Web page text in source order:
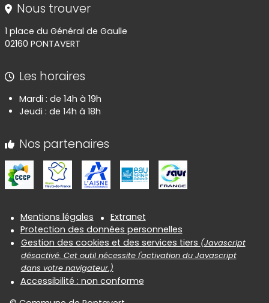
Nous trouver
1 place du Général de Gaulle
02160 PONTAVERT
Les horaires
Mardi : de 14h à 19h
Jeudi : de 14h à 18h
Nos partenaires
Informations réglementaires
Mentions légales
Extranet
Protection des données personnelles
Gestion des cookies et des services tiers (Javascript
désactivé. Cet outil nécessite l'activation du Javascript
dans votre navigateur.)
Accessibilité : non conforme